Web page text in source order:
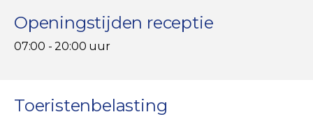
Openingstijden receptie
07:00 - 20:00 uur
Toeristenbelasting